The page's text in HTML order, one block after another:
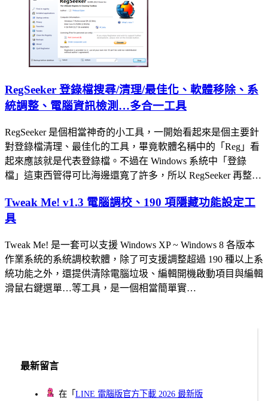
RegSeeker 登錄檔搜尋/清理/最佳化、軟體移除、系
統調整、電腦資訊檢測…多合一工具
RegSeeker 是個相當神奇的小工具，一開始看起來是個主要針
對登錄檔清理、最佳化的工具，畢竟軟體名稱中的「Reg」看
起來應該就是代表登錄檔。不過在 Windows 系統中「登錄
檔」這東西管得可比海邊還寬了許多，所以 RegSeeker 再整…
Tweak Me! v1.3 電腦調校、190 項隱藏功能設定工
具
Tweak Me! 是一套可以支援 Windows XP ~ Windows 8 各版本
作業系統的系統調校軟體，除了可支援調整超過 190 種以上系
統功能之外，還提供清除電腦垃圾、編輯開機啟動項目與編輯
滑鼠右鍵選單…等工具，是一個相當簡單實…
最新留言
在「LINE 電腦版官方下載 2026 最新版